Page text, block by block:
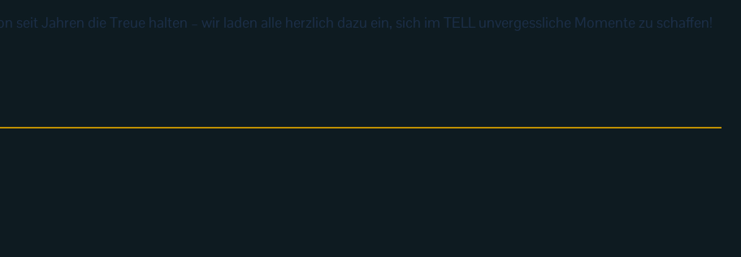
seit Jahren die Treue halten – wir laden alle herzlich dazu ein, sich im TELL unvergessliche Momente zu schaffen!